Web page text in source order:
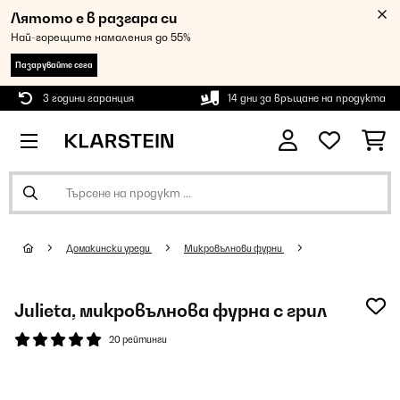
Лятото е в разгара си
Най-горещите намаления до 55%
Пазарувайте сега
3 години гаранция 14 дни за връщане на продукта
Домакински уреди Микровълнови фурни
Julieta, микровълнова фурна с грил
20 рейтинги